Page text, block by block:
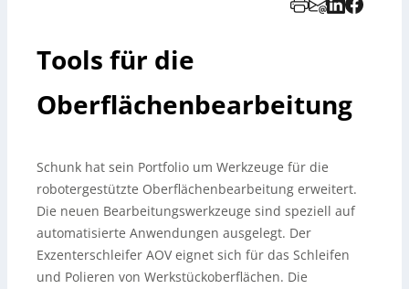
Tools für die
Oberflächenbearbeitung
Schunk hat sein Portfolio um Werkzeuge für die
robotergestützte Oberflächenbearbeitung erweitert.
Die neuen Bearbeitungswerkzeuge sind speziell auf
automatisierte Anwendungen ausgelegt. Der
Exzenterschleifer AOV eignet sich für das Schleifen
und Polieren von Werkstückoberflächen. Die